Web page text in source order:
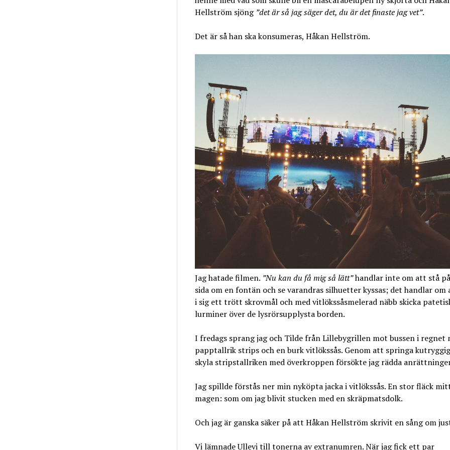
Hellström sjöng ”det är så jag säger det, du är det finaste jag vet”.
Det är så han ska konsumeras, Håkan Hellström.
Jag hatade filmen. ”Nu kan du få mig så lätt”handlar inte om att stå
sida om en fontän och se varandras silhuetter kyssas; det handlar om
i sig ett trött skrovmål och med vitlökssåsmelerad näbb skicka
lurminer över de lysrörsupplysta borden.
I fredags sprang jag och Tilde från Lillebygrillen mot bussen i regnet
papptallrik strips och en burk vitlökssås. Genom att springa
skyla stripstallriken med överkroppen försökte jag rädda
Jag spillde förstås ner min nyköpta jacka i vitlökssås. En stor fläck
magen: som om jag blivit stucken med en skräpmatsdolk.
Och jag är ganska säker på att Håkan Hellström skrivit en sång om
Vi lämnade Ullevi till tonerna av extranumren. När jag fick ett par